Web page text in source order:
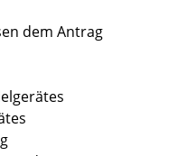
dem Antrag